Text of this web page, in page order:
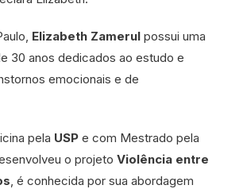
Elizabeth Zamerul possui uma
30 anos dedicados ao estudo e
emocionais e de
pela USP e com Mestrado pela
o projeto Violência entre
, é conhecida por sua abordagem